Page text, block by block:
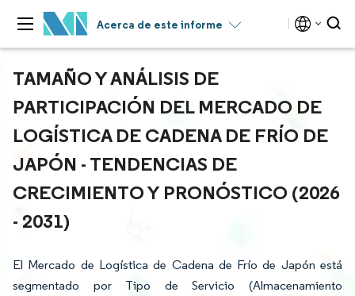
Acerca de este informe
TAMAÑO Y ANÁLISIS DE
PARTICIPACIÓN DEL MERCADO DE
LOGÍSTICA DE CADENA DE FRÍO DE
JAPÓN - TENDENCIAS DE
CRECIMIENTO Y PRONÓSTICO (2026
- 2031)
El Mercado de Logística de Cadena de Frío de Japón está
segmentado por Tipo de Servicio (Almacenamiento